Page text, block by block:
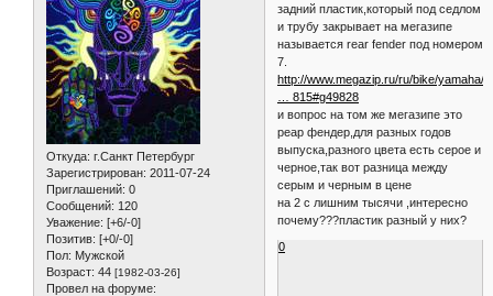
Откуда: г.Санкт Петербург
Зарегистрирован: 2011-07-24
Приглашений: 0
Сообщений: 120
Уважение: [+6/-0]
Позитив: [+0/-0]
Пол: Мужской
Возраст: 44 [1982-03-26]
Провел на форуме:
задний пластик,который под седлом
и трубу закрывает на мегазипе
называется rear fender под номером
7.
http://www.megazip.ru/ru/bike/yamaha/vi
… 815#g49828
и вопрос на том же мегазипе это
реар фендер,для разных годов
выпуска,разного цвета есть серое и
черное,так вот разница между
серым и черным в цене
на 2 с лишним тысячи ,интересно
почему???пластик разный у них?
0